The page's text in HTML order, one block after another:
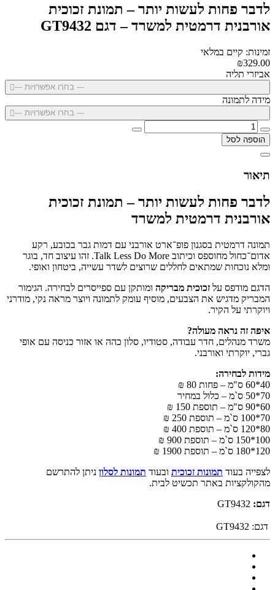
לדבר פחות לעשות יותר – תמונת זכוכית
אורבנית דרמטית למשרד – דגם GT9432
זמינות: קיים במלאי
₪329.00
אביזרי תליה
--- בחרו אפשרויות ---
מידה לתמונה
--- בחרו אפשרויות ---
הוספה לסל
תיאור
לדבר פחות לעשות יותר – תמונת זכוכית
אורבנית דרמטית למשרד
תמונה דרמטית בסגנון פופ־ארט אורבני עם דמות גבר בכובע, רקע
אדום־כחול מחוספס וכיתוב Talk Less Do More. זהו עיצוב חד, בוגר
ומלא נוכחות שמתאים לחללים שרוצים לשדר עשייה, ביטחון ואופי.
הדגם מודפס על זכוכית מבריקה ומותקן עם ספייסרים לבחירה. הגימור
המבריק מדגיש את הצבעים, מוסיף עומק לתמונה ויוצר מראה נקי, מודרני
ויוקרתי על הקיר.
איפה זה נראה מעולה?
משרד מנהלים, חדר עבודה, סטודיו, סלון כהה או אזור כניסה עם אופי
גברי, יוקרתי ואורבני.
מידות לבחירה:
40*60 ס"מ – פחות 80 ₪
70*50 ס`מ – כלול במחיר
60*90 ס"מ – תוספת 150 ₪
70*100 ס`מ – תוספת 250 ₪
80*120 ס`מ – תוספת 400 ₪
100*150 ס`מ – תוספת 900 ₪
120*180 ס`מ – תוספת 1900 ₪
לצפייה בעוד תמונות זכוכית ובעוד תמונות לסלון ניתן להתרשם
מהקולקציות באתר תכשיט לבית.
דגם:
דגם: GT9432